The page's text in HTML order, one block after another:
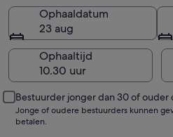
Ophaaldatum
23 aug
Ophaaltijd
Bestuurder jonger dan 30 of ouder
Jonge of oudere bestuurders kunnen
betalen.